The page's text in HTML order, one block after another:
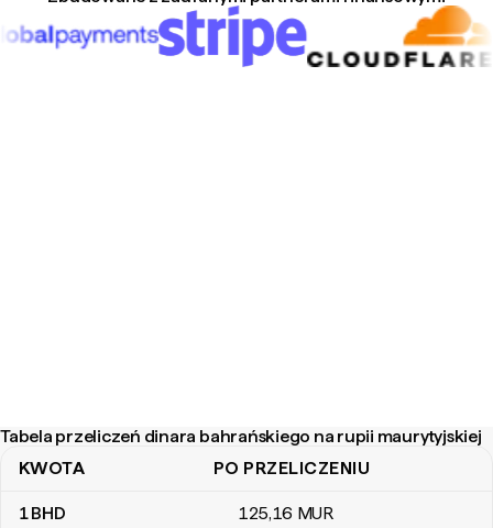
Tabela przeliczeń dinara bahrańskiego na rupii maurytyjskiej
Tabela przeliczeń dinara bahrańskiego na rupii maurytyjskiej
KWOTA PO PRZELICZENIU
1BHD 125,16 MUR